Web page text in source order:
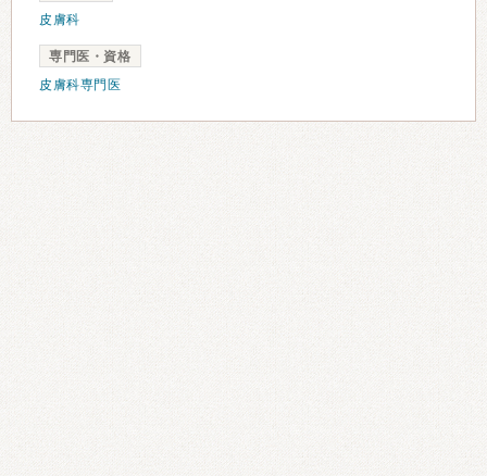
皮膚科
専門医・資格
皮膚科専門医